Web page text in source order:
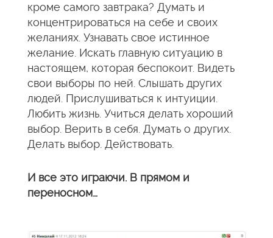
кроме самого завтрака? Думать и
концентрироваться на себе и своих
желаниях. Узнавать свое истинное
желание. Искать главную ситуацию в
настоящем, которая беспокоит. Видеть
свои выборы по ней. Слышать других
людей. Прислушиваться к интуиции.
Любить жизнь. Учиться делать хороший
выбор. Верить в себя. Думать о других.
Делать выбор. Действовать.
И все это играючи. В прямом и
переносном…